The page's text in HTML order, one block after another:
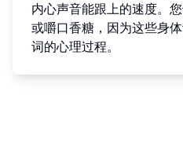
内心声音能跟上的速度。
或嚼口香糖，因为这些身
词的心理过程。